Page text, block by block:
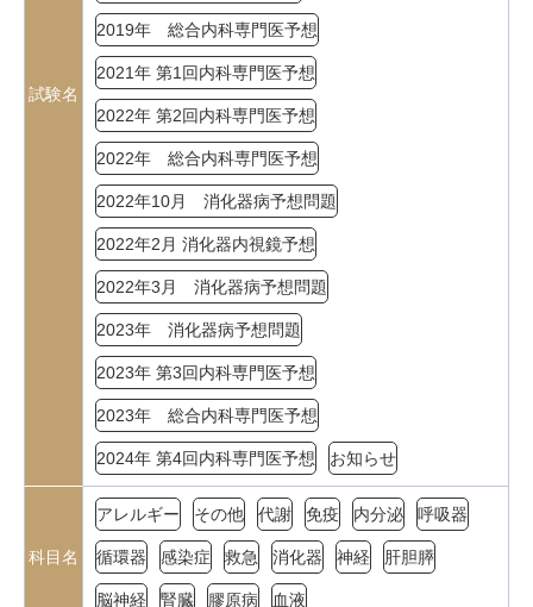
試験名
2019年 総合内科専門医予想
2021年 第1回内科専門医予想
2022年 第2回内科専門医予想
2022年 総合内科専門医予想
2022年10月 消化器病予想問題
2022年2月 消化器内視鏡予想
2022年3月 消化器病予想問題
2023年 消化器病予想問題
2023年 第3回内科専門医予想
2023年 総合内科専門医予想
2024年 第4回内科専門医予想 お知らせ
科目名
アレルギー その他 代謝 免疫 内分泌 呼吸器
循環器 感染症 救急 消化器 神経 肝胆膵
脳神経 腎臓 膠原病 血液